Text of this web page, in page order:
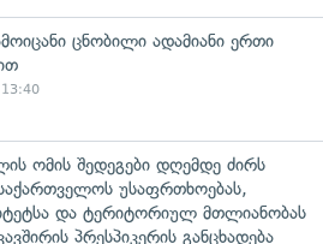
ცნობილი ადამიანი ერთი
13:40
ომის შედეგები დღემდე ძირს
უსაფრთხოებას,
და ტერიტორიულ მთლიანობას
პრესპიკერის განცხადება